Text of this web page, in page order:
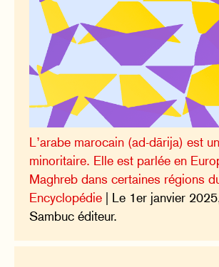
L’arabe marocain (ad-dārija) est
minoritaire. Elle est parlée en
Maghreb dans certaines régions
Encyclopédie | Le 1er janvier
Sambuc éditeur.